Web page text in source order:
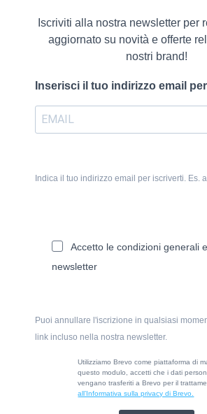
Iscriviti alla nostra newsletter per
aggiornato su novità e offerte
nostri brand!
Inserisci il tuo indirizzo email
Indica il tuo indirizzo email per iscriverti. Es.
Accetto le condizioni generali
newsletter
Puoi annullare l'iscrizione in qualsiasi
link incluso nella nostra newsletter.
Utilizziamo Brevo come piattaforma di
questo modulo, accetti che i dati
vengano trasferiti a Brevo per il
all’Informativa sulla privacy di Brevo.